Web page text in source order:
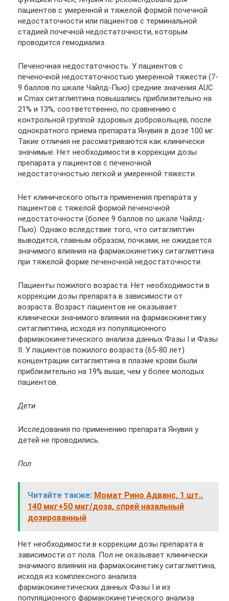
пациентов с умеренной и тяжелой формой почечной
недостаточности или пациентов с терминальной
стадией почечной недостаточности, которым
проводится гемодиализ.
Печеночная недостаточность. У пациентов с
печеночной недостаточностью умеренной тяжести (7-
9 баллов по шкале Чайлд-Пью) средние значения AUC
и Cmax ситаглиптина повышались приблизительно на
21% и 13%, соответственно, по сравнению с
контрольной группой здоровых добровольцев, после
однократного приема препарата Янувия в дозе 100 мг.
Такие отличия не рассматриваются как клинически
значимые. Нет необходимости в коррекции дозы
препарата у пациентов с печеночной
недостаточностью легкой и умеренной тяжести.
Нет клинического опыта применения препарата у
пациентов с тяжелой формой печеночной
недостаточности (более 9 баллов по шкале Чайлд-
Пью). Однако вследствие того, что ситаглиптин
выводится, главным образом, почками, не ожидается
значимого влияния на фармакокинетику ситаглиптина
при тяжелой форме печеночной недостаточности.
Пациенты пожилого возраста. Нет необходимости в
коррекции дозы препарата в зависимости от
возраста. Возраст пациентов не оказывает
клинически значимого влияния на фармакокинетику
ситаглиптина, исходя из популяционного
фармакокинетического анализа данных Фазы I и Фазы
II. У пациентов пожилого возраста (65-80 лет)
концентрации ситаглиптина в плазме крови были
приблизительно на 19% выше, чем у более молодых
пациентов.
Дети
Исследования по применению препарата Янувия у
детей не проводились.
Пол
Читайте также: Момат Рино Адванс, 1 шт.,
140 мкг+50 мкг/доза, спрей назальный
дозированный
Нет необходимости в коррекции дозы препарата в
зависимости от пола. Пол не оказывает клинически
значимого влияния на фармакокинетику ситаглиптина,
исходя из комплексного анализа
фармакокинетических данных Фазы I и из
популяционного фармакокинетического анализа